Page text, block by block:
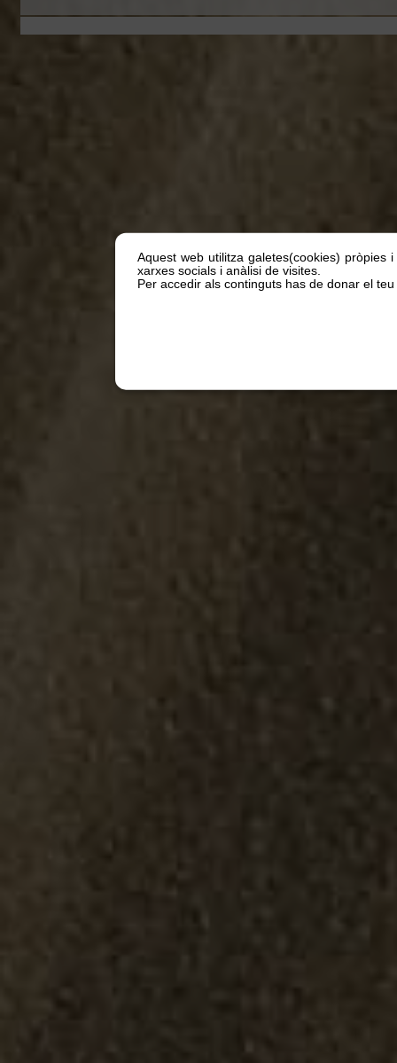
Aquest web utilitza galetes(cookies) pròpies
xarxes socials i anàlisi de visites.
Per accedir als continguts has de donar el